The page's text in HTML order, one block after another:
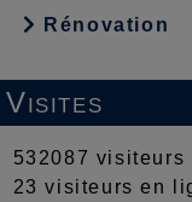
Rénovation
Visites
532087 visiteurs
23 visiteurs en